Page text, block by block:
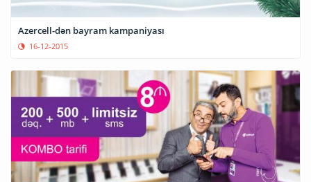
Azercell-dən bayram kampaniyası
16-12-2015